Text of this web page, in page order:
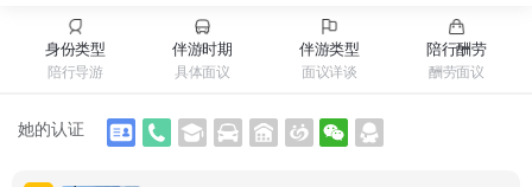
身份类型
陪行导游
伴游时期
具体面议
伴游类型
面议详谈
陪行酬劳
酬劳面议
她的认证